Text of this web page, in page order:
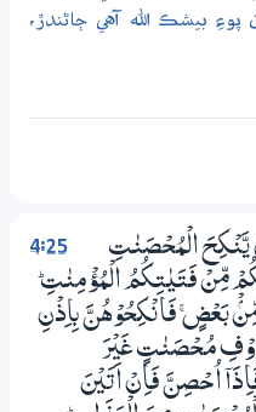
بيشڪ الله آهي ڄاڻندڙ،
4:25
يَّنْكِحَ الْمُحْصَنٰتِ
مِّنْ فَتَيٰتِكُمُ الْمُؤْمِنٰتِ
مِّنْۢ بَعْضٍ ۚ فَانْكِحُوْھُنَّ بِاِذْنِ
مُـحْصَنٰتٍ غَيْرَ
اُحْصِنَّ فَاِنْ اَتَيْنَ